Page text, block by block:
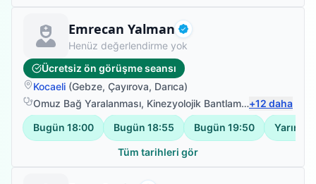
Emrecan Yalman Doğrulanmış
Fizyoterapist
Henüz değerlendirme yok
Ücretsiz ön görüşme seansı
Kocaeli (Gebze, Çayırova, Darıca)
Omuz Bağ Yaralanması, Kinezyolojik Bantlama ,El
+12 daha
Bugün 18:00 Bugün 18:55 Bugün 19:50 Yarın
Tüm tarihleri gör